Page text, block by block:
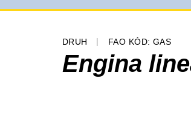
DRUH FAO KÓD: GAS
Engina